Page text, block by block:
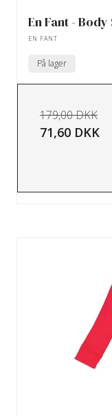
En Fant -
EN FANT
På lager
179,00 DKK
71,60 DKK